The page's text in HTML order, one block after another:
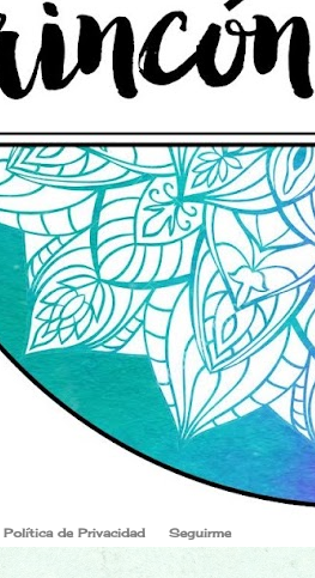
Política de Privacidad Seguirme